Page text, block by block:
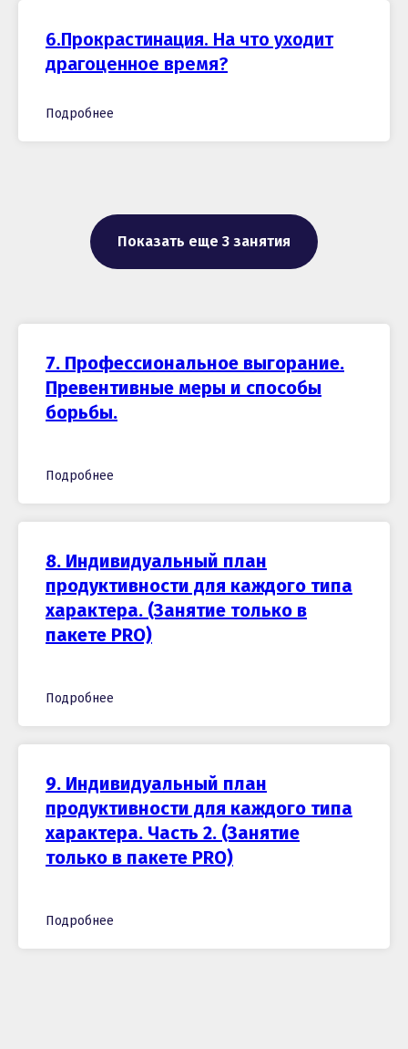
6.Прокрастинация. На что уходит
драгоценное время?
Подробнее
Показать еще 3 занятия
7. Профессиональное выгорание.
Превентивные меры и способы
борьбы.
Подробнее
8. Индивидуальный план
продуктивности для каждого типа
характера. (Занятие только в
пакете PRO)
Подробнее
9. Индивидуальный план
продуктивности для каждого типа
характера. Часть 2. (Занятие
только в пакете PRO)
Подробнее